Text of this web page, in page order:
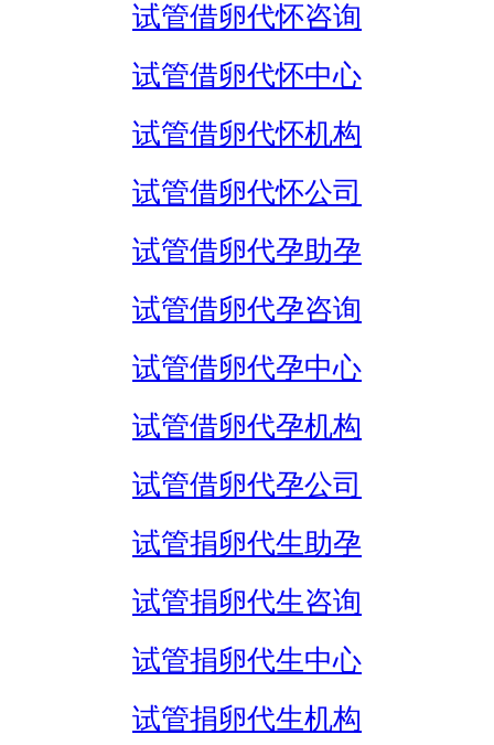
试管借卵代怀咨询
试管借卵代怀中心
试管借卵代怀机构
试管借卵代怀公司
试管借卵代孕助孕
试管借卵代孕咨询
试管借卵代孕中心
试管借卵代孕机构
试管借卵代孕公司
试管捐卵代生助孕
试管捐卵代生咨询
试管捐卵代生中心
试管捐卵代生机构